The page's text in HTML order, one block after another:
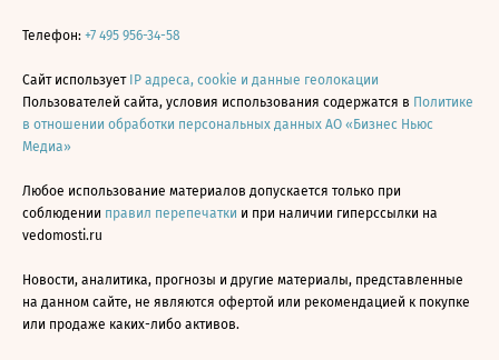
Телефон: +7 495 956-34-58
Сайт использует IP адреса, cookie и данные геолокации
Пользователей сайта, условия использования содержатся в Политике
в отношении обработки персональных данных АО «Бизнес Ньюс
Медиа»
Любое использование материалов допускается только при
соблюдении правил перепечатки и при наличии гиперссылки на
vedomosti.ru
Новости, аналитика, прогнозы и другие материалы, представленные
на данном сайте, не являются офертой или рекомендацией к покупке
или продаже каких-либо активов.